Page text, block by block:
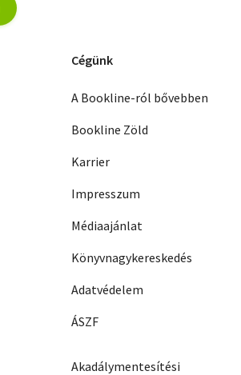
Cégünk
A Bookline-ról bővebben
Bookline Zöld
Karrier
Impresszum
Médiaajánlat
Könyvnagykereskedés
Adatvédelem
ÁSZF
Akadálymentesítési